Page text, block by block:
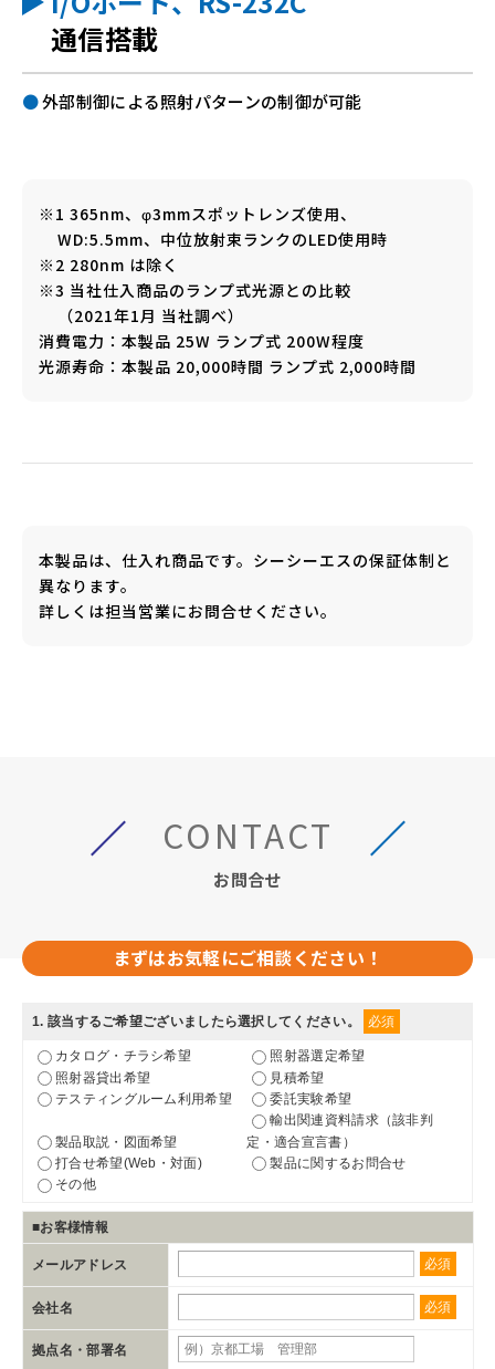
通信搭載
外部制御による照射パターンの制御が可能
※1 365nm、φ3mmスポットレンズ使用、
WD:5.5mm、中位放射束ランクのLED使用時
※2 280nm は除く
※3 当社仕入商品のランプ式光源との比較
（2021年1月 当社調べ）
消費電力：本製品 25W ランプ式 200W程度
光源寿命：本製品 20,000時間 ランプ式 2,000時間
本製品は、仕入れ商品です。シーシーエスの保証体制と
異なります。
詳しくは担当営業にお問合せください。
CONTACT
お問合せ
まずはお気軽にご相談ください！
1. 該当するご希望ございましたら選択してください。 必須
カタログ・チラシ希望
照射器選定希望
照射器貸出希望
見積希望
テスティングルーム利用希望
委託実験希望
製品取説・図面希望
輸出関連資料請求（該非判
定・適合宣言書）
打合せ希望(Web・対面)
製品に関するお問合せ
その他
■お客様情報
メールアドレス 必須
会社名 必須
拠点名・部署名